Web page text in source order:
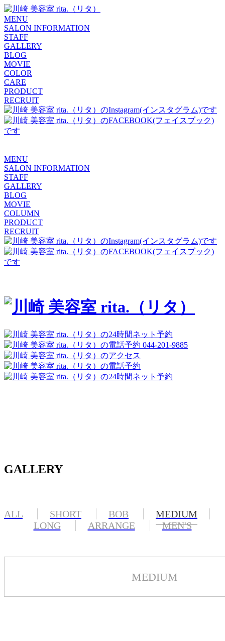
MENU
SALON INFORMATION
STAFF
GALLERY
BLOG
MOVIE
COLOR
CARE
PRODUCT
RECRUIT
MENU
SALON INFORMATION
STAFF
GALLERY
BLOG
MOVIE
COLUMN
PRODUCT
RECRUIT
044-201-9885
GALLERY
ALL SHORT BOB
MEDIUM
LONG
ARRANGE MEN'S
MEDIUM